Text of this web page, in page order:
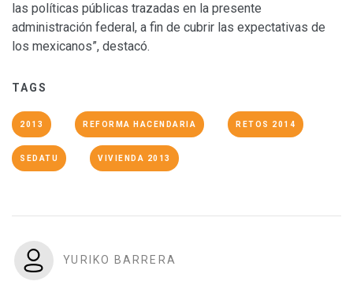
las políticas públicas trazadas en la presente
administración federal, a fin de cubrir las expectativas de
los mexicanos”, destacó.
TAGS
2013 REFORMA HACENDARIA RETOS 2014
SEDATU VIVIENDA 2013
YURIKO BARRERA